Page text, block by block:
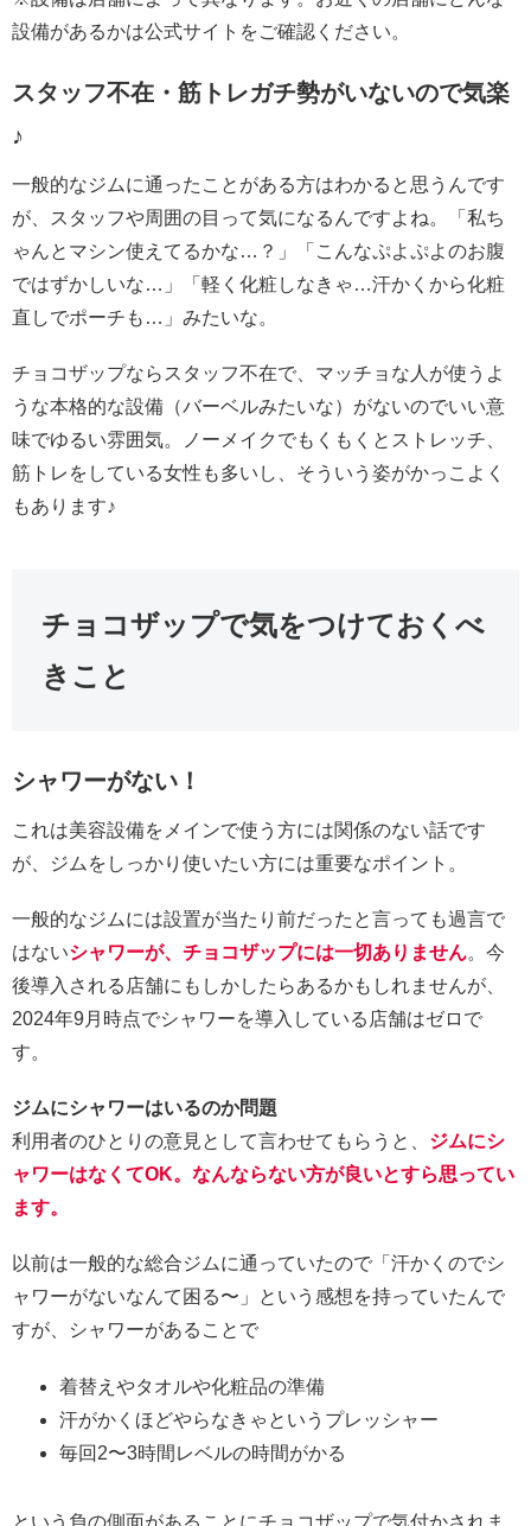
設備があるかは公式サイトをご確認ください。
スタッフ不在・筋トレガチ勢がいないので気楽
♪
一般的なジムに通ったことがある方はわかると思うんです
が、スタッフや周囲の目って気になるんですよね。「私ち
ゃんとマシン使えてるかな…？」「こんなぷよぷよのお腹
ではずかしいな…」「軽く化粧しなきゃ…汗かくから化粧
直しでポーチも…」みたいな。
チョコザップならスタッフ不在で、マッチョな人が使うよ
うな本格的な設備（バーベルみたいな）がないのでいい意
味でゆるい雰囲気。ノーメイクでもくもくとストレッチ、
筋トレをしている女性も多いし、そういう姿がかっこよく
もあります♪
チョコザップで気をつけておくべ
きこと
シャワーがない！
これは美容設備をメインで使う方には関係のない話です
が、ジムをしっかり使いたい方には重要なポイント。
一般的なジムには設置が当たり前だったと言っても過言で
はないシャワーが、チョコザップには一切ありません。今
後導入される店舗にもしかしたらあるかもしれませんが、
2024年9月時点でシャワーを導入している店舗はゼロで
す。
ジムにシャワーはいるのか問題
利用者のひとりの意見として言わせてもらうと、 ジムにシ
ャワーはなくてOK。なんならない方が良いとすら思ってい
ます。
以前は一般的な総合ジムに通っていたので「汗かくのでシ
ャワーがないなんて困る〜」という感想を持っていたんで
すが、シャワーがあることで
着替えやタオルや化粧品の準備
汗がかくほどやらなきゃというプレッシャー
毎回2〜3時間レベルの時間がかる
という負の側面があることにチョコザップで気付かされま